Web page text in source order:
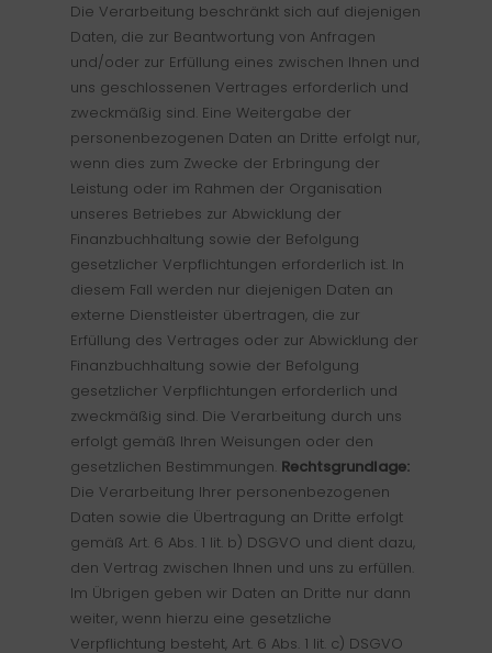
Die Verarbeitung beschränkt sich auf diejenigen
Daten, die zur Beantwortung von Anfragen
und/oder zur Erfüllung eines zwischen Ihnen und
uns geschlossenen Vertrages erforderlich und
zweckmäßig sind. Eine Weitergabe der
personenbezogenen Daten an Dritte erfolgt nur,
wenn dies zum Zwecke der Erbringung der
Leistung oder im Rahmen der Organisation
unseres Betriebes zur Abwicklung der
Finanzbuchhaltung sowie der Befolgung
gesetzlicher Verpflichtungen erforderlich ist. In
diesem Fall werden nur diejenigen Daten an
externe Dienstleister übertragen, die zur
Erfüllung des Vertrages oder zur Abwicklung der
Finanzbuchhaltung sowie der Befolgung
gesetzlicher Verpflichtungen erforderlich und
zweckmäßig sind. Die Verarbeitung durch uns
erfolgt gemäß Ihren Weisungen oder den
gesetzlichen Bestimmungen. Rechtsgrundlage:
Die Verarbeitung Ihrer personenbezogenen
Daten sowie die Übertragung an Dritte erfolgt
gemäß Art. 6 Abs. 1 lit. b) DSGVO und dient dazu,
den Vertrag zwischen Ihnen und uns zu erfüllen.
Im Übrigen geben wir Daten an Dritte nur dann
weiter, wenn hierzu eine gesetzliche
Verpflichtung besteht, Art. 6 Abs. 1 lit. c) DSGVO